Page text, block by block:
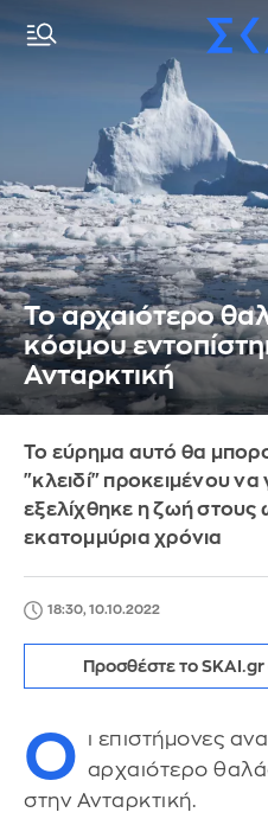
Το αρχαιότερο
κόσμου
Ανταρκτική
To εύρημα αυτό θα
"κλειδί" προκειμένου να
εξελίχθηκε η ζωή στους
εκατομμύρια χρόνια
18:30, 10.10.2022
Προσθέστε το SKAI.gr
Ο
ι επιστήμονες
αρχαιότερο
στην Ανταρκτική.